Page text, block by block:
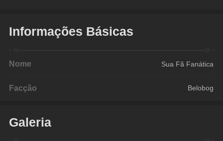
Informações Básicas
Nome Sua Fã Fanática
Facção Belobog
Galeria